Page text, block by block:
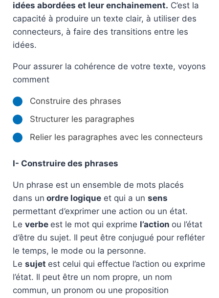
idées abordées et leur enchainement. C’est la
capacité à produire un texte clair, à utiliser des
connecteurs, à faire des transitions entre les
idées.
Pour assurer la cohérence de votre texte, voyons
comment
Construire des phrases
Structurer les paragraphes
Relier les paragraphes avec les connecteurs
I- Construire des phrases
Un phrase est un ensemble de mots placés
dans un ordre logiqueet qui a un sens
permettant d’exprimer une action ou un état.
Le verbe est le mot qui exprime l’action ou l’état
d’être du sujet. Il peut être conjugué pour refléter
le temps, le mode ou la personne.
Le sujet est celui qui effectue l’action ou exprime
l’état. Il peut être un nom propre, un nom
commun, un pronom ou une proposition